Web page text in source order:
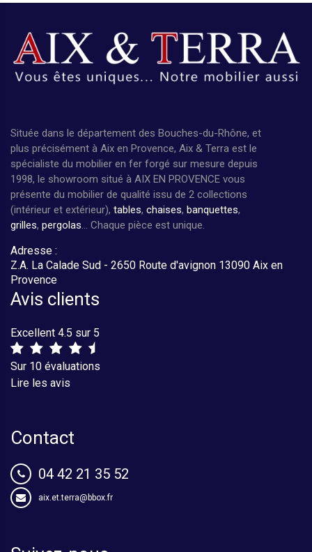
Située dans le département des Bouches-du-Rhône, et
plus précisément à Aix en Provence, Aix & Terra est le
spécialiste du mobilier en fer forgé sur mesure depuis
1998, le showroom situé à AIX EN PROVENCE vous
présente du mobilier de qualité issu de 2 collections
(intérieur et extérieur), tables, chaises, banquettes,
grilles, pergolas... Chaque pièce est unique.
Adresse :
Z.A. La Calade Sud - 2650 Route d'avignon 13090 Aix en
Provence
Avis clients
Excellent 4.5 sur 5
Sur 10 évaluations
Lire les avis
Contact
04 42 21 35 52
aix.et.terra@bbox.fr